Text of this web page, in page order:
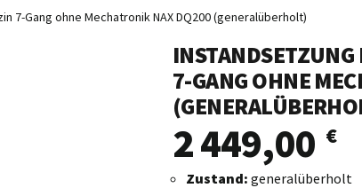
7-Gang ohne Mechatronik NAX DQ200 (generalüberholt)
INSTANDSETZUNG
7-GANG OHNE
2 449,00 €
Zustand: generalüberholt